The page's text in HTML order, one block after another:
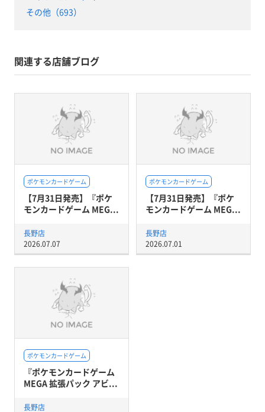
その他（693）
関連する店舗ブログ
ポケモンカードゲーム
【7月31日発売】『ポケ
モンカードゲーム MEG...
長野店
2026.07.07
ポケモンカードゲーム
【7月31日発売】『ポケ
モンカードゲーム MEG...
長野店
2026.07.01
ポケモンカードゲーム
『ポケモンカードゲーム
MEGA 拡張パック アビ...
長野店